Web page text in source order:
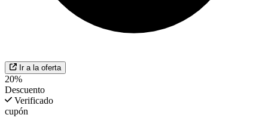
Ir a la oferta
20%
Descuento
Verificado
cupón